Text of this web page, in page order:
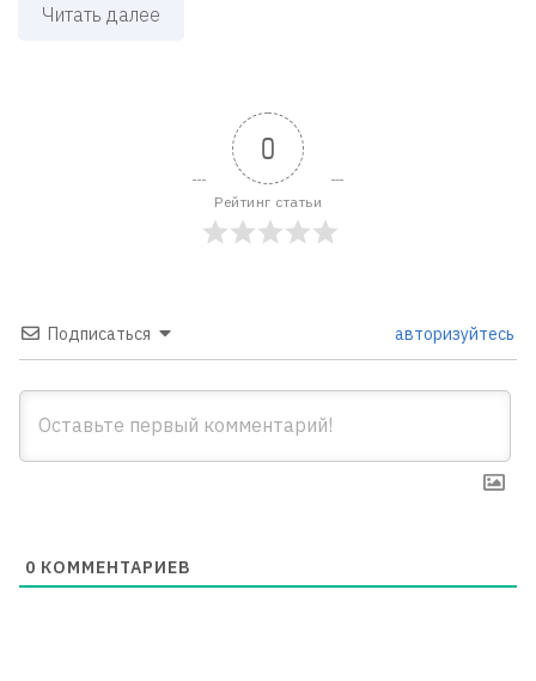
Читать далее
0
Рейтинг статьи
Подписаться авторизуйтесь
0 КОММЕНТАРИЕВ